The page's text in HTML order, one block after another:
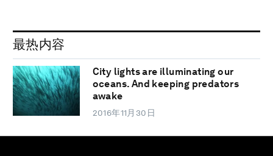
最热内容
City lights are illuminating our
oceans. And keeping predators
awake
2016年11月30日